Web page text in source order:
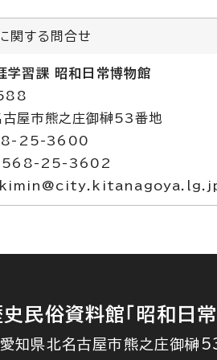
関する 問合せ
学習課 昭和日常博物館
古屋市熊之庄御榊53番地
25-3600
0568-25-3602
民俗資料館 「昭和日
県北名古屋市熊之庄御榊